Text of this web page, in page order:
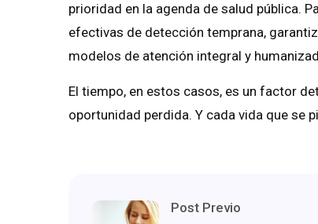
prioridad en la agenda de salud pública.
efectivas de detección temprana,
modelos de atención integral y
El tiempo, en estos casos, es un factor
oportunidad perdida. Y cada vida que se
Post Previo